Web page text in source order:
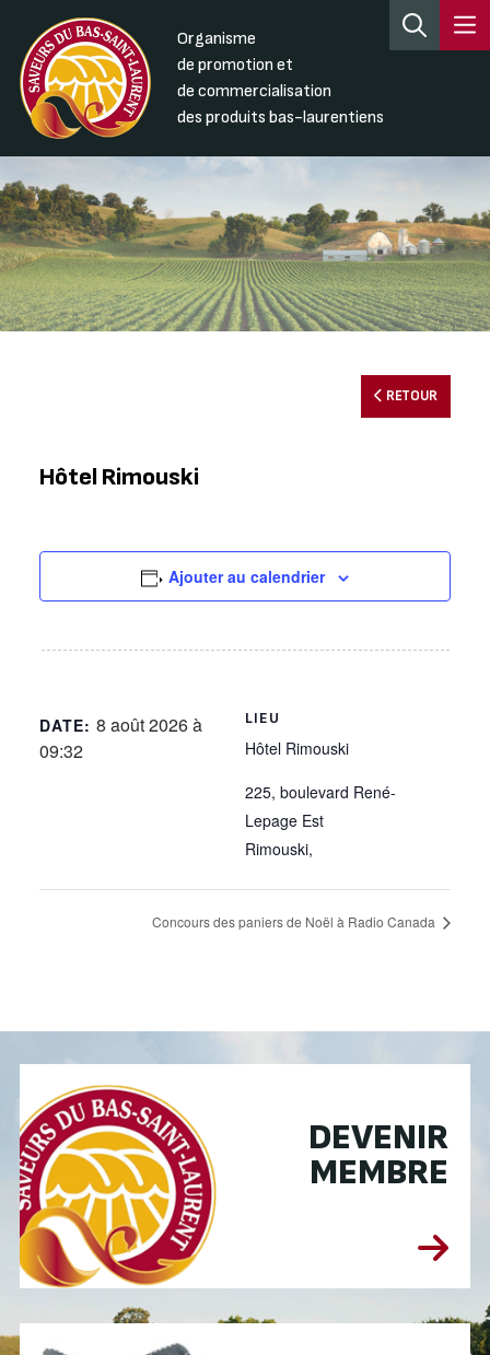
Organisme
de promotion et
de commercialisation
des produits bas-laurentiens
RETOUR
Hôtel Rimouski
Ajouter au calendrier
DATE:8 août 2026 à
09:32
LIEU
Hôtel Rimouski
225, boulevard René-
Lepage Est
Rimouski,
Concours des paniers de Noël à Radio Canada
DEVENIR
MEMBRE